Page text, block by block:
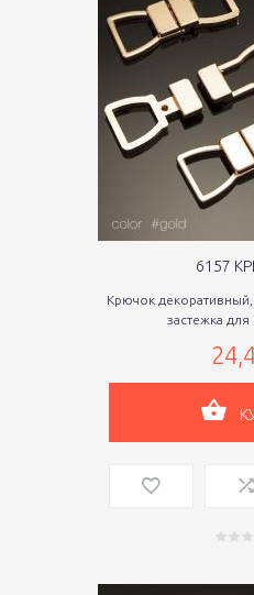
6157
Крючок
застежка для